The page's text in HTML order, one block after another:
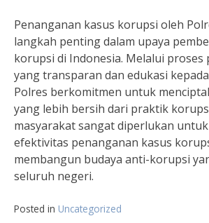
Penanganan kasus korupsi oleh
langkah penting dalam upaya
korupsi di Indonesia. Melalui proses
yang transparan dan edukasi
Polres berkomitmen untuk
yang lebih bersih dari praktik
masyarakat sangat diperlukan
efektivitas penanganan kasus
membangun budaya anti-korupsi
seluruh negeri.
Posted in Uncategorized